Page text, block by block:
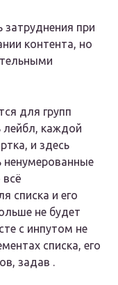
затруднения при
контента, но
для групп
лейбл, каждой
и здесь
списка и его
не будет
с инпутом не
списка, его
задав .